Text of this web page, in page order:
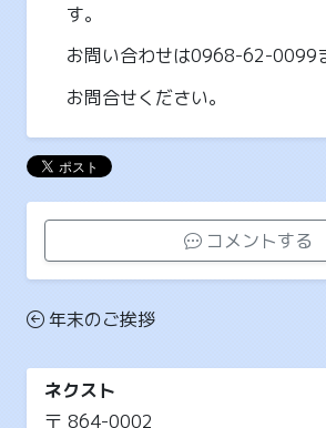
す。
お問い合わせは0968-62-0099
お問合せください。
コメントする
年末のご挨拶
ネクスト
〒 864-0002